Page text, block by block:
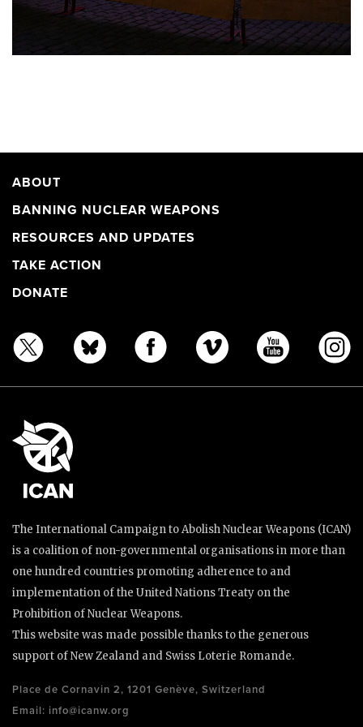
ABOUT
BANNING NUCLEAR WEAPONS
RESOURCES AND UPDATES
TAKE ACTION
DONATE
The International Campaign to Abolish Nuclear Weapons (ICAN)
is a coalition of non-governmental organisations in more than
one hundred countries promoting adherence to and
implementation of the United Nations Treaty on the
Prohibition of Nuclear Weapons.
This website was made possible thanks to the generous
support of New Zealand and Swiss Loterie Romande.
Place de Cornavin 2, 1201 Genève, Switzerland
Email: info@icanw.org